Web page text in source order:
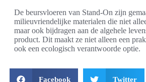
De beursvloeren van Stand-On zijn
milieuvriendelijke materialen die niet
maar ook bijdragen aan de algehele
product. Dit maakt ze niet alleen een
ook een ecologisch verantwoorde optie.
Facebook Twitter